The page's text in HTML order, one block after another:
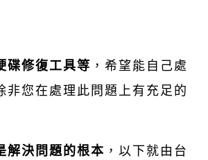
碟修復工具等 ，希望能自己處
您在處理此問題上有充足的
解決問題的根本 ，以下就由台